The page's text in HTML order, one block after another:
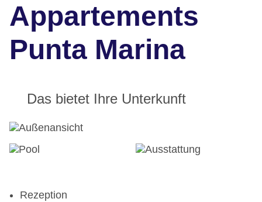
Appartements
Punta Marina
Das bietet Ihre Unterkunft
Rezeption